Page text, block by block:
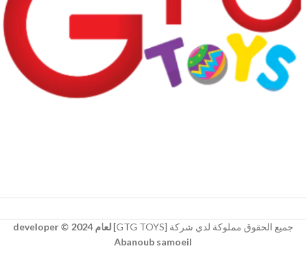
جميع الحقوق مملوكة لدي شركة [GTG TOYS]
لعام 2024 © developer
Abanoub samoeil